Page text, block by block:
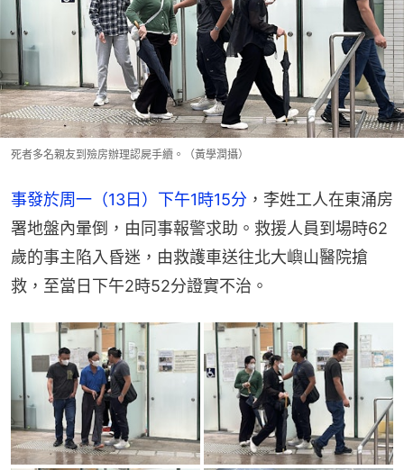
死者多名親友到殮房辦理認屍手續。（黃學潤攝）
事發於周一（13日）下午1時15分 ，李姓工人在東涌房
署地盤內暈倒，由同事報警求助。救援人員到場時62
歲的事主陷入昏迷，由救護車送往北大嶼山醫院搶
救，至當日下午2時52分證實不治。